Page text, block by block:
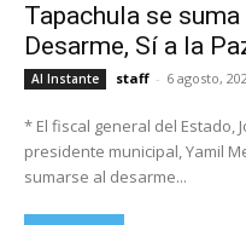
Tapachula se
Desarme, Sí a la
Al Instante staff - 6 agosto,
* El fiscal general del Estado,
presidente municipal, Yamil
sumarse al desarme...